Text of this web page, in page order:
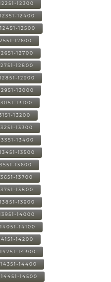
12300
12400
12500
12600
12700
12800
12900
13000
13100
13200
13300
13400
13500
13600
13700
13800
13900
14000
14100
14200
14300
14400
14500